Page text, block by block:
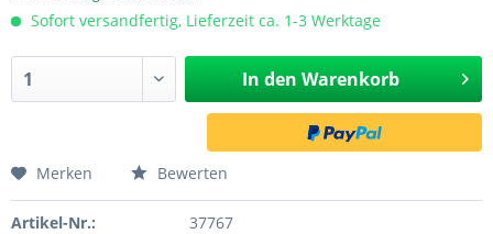
Sofort versandfertig, Lieferzeit ca. 1-3 Werktage
In den Warenkorb
Merken Bewerten
Artikel-Nr.: 37767